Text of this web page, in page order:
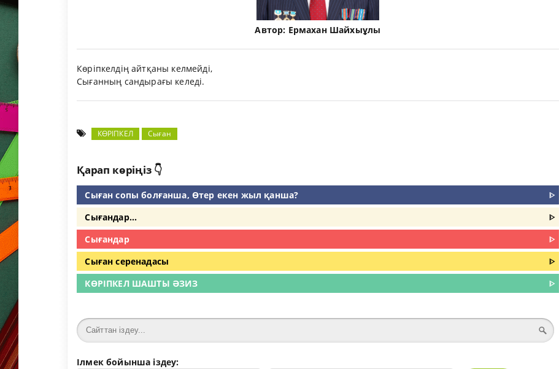
Автор: Ермахан Шайхыұлы
Көріпкелдің айтқаны келмейді,
Сығанның сандырағы келеді.
КӨРІПКЕЛ Сыған
Қарап көріңіз 👇
Сыған сопы болғанша, Өтер екен жыл қанша?
ᐈ
Сығандар...
ᐈ
Сығандар
ᐈ
Сыған серенадасы
ᐈ
КӨРІПКЕЛ ШАШТЫ ӘЗИЗ
ᐈ
Ілмек бойынша іздеу: